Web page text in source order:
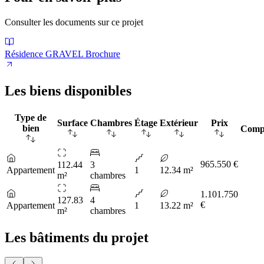
Consulter les documents sur ce projet
Résidence GRAVEL Brochure
Les biens disponibles
Type de
bien
Surface Chambres Étage Extérieur Prix
Appartement
112.44
m²
3
chambres
1 12.34 m²
965.550 €
Appartement
127.83
m²
4
chambres
1 13.22 m²
1.101.750
€
Les bâtiments du projet